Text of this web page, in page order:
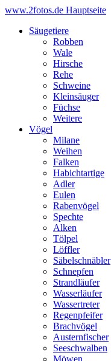
www.2fotos.de Hauptseite
Säugetiere
Robben
Wale
Hirsche
Rehe
Schweine
Kleinsäuger
Füchse
Weitere
Vögel
Milane
Weihen
Falken
Habichtartige
Adler
Eulen
Rabenvögel
Spechte
Alken
Tölpel
Löffler
Säbelschnäbler
Schnepfen
Strandläufer
Wasserläufer
Wassertreter
Regenpfeifer
Brachvögel
Austernfischer
Seeschwalben
Möwen